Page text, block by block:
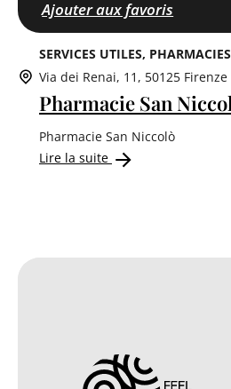
Ajouter aux favoris
SERVICES UTILES
Via dei Renai, 11, 50125 Firenze
Pharmacie San
Pharmacie San Niccolò
Lire la suite